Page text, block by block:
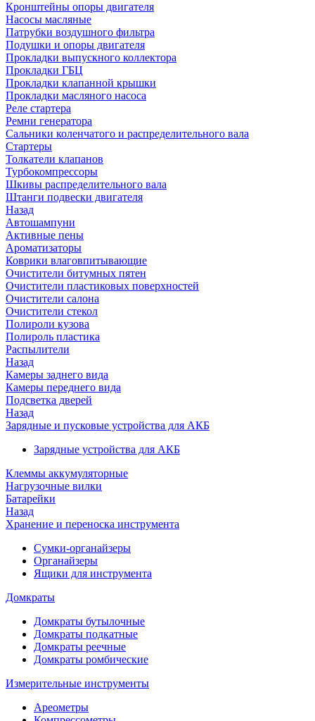
Кронштейны опоры двигателя
Насосы масляные
Патрубки воздушного фильтра
Подушки и опоры двигателя
Прокладки выпускного коллектора
Прокладки ГБЦ
Прокладки клапанной крышки
Прокладки масляного насоса
Реле стартера
Ремни генератора
Сальники коленчатого и распределительного вала
Стартеры
Толкатели клапанов
Турбокомпрессоры
Шкивы распределительного вала
Штанги подвески двигателя
Назад
Автошампуни
Активные пены
Ароматизаторы
Коврики влаговпитывающие
Очистители битумных пятен
Очистители пластиковых поверхностей
Очистители салона
Очистители стекол
Полироли кузова
Полироль пластика
Распылители
Назад
Камеры заднего вида
Камеры переднего вида
Подсветка дверей
Назад
Зарядные и пусковые устройства для АКБ
Зарядные устройства для АКБ
Клеммы аккумуляторные
Нагрузочные вилки
Батарейки
Назад
Хранение и переноска инструмента
Сумки-органайзеры
Органайзеры
Ящики для инструмента
Домкраты
Домкраты бутылочные
Домкраты подкатные
Домкраты реечные
Домкраты ромбические
Измерительные инструменты
Ареометры